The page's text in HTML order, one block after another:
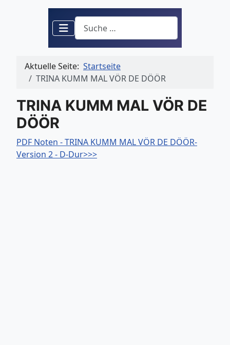
Suchen
Aktuelle Seite: Startseite
TRINA KUMM MAL VÖR DE DÖÖR
TRINA KUMM MAL VÖR DE
DÖÖR
PDF Noten - TRINA KUMM MAL VÖR DE DÖÖR-
Version 2 - D-Dur>>>